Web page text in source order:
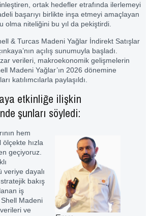
ortak hedefler etrafında ilerlemeyi
başarıyı birlikte inşa etmeyi amaçlayan
olma niteliğini bu yıl da pekiştirdi.
& Turcas Madeni Yağlar İndirekt Satışlar
açılış sunumuyla başladı.
verileri, makroekonomik gelişmelerin
Madeni Yağlar’ın 2026 dönemine
katılımcılarla paylaşıldı.
etkinliğe ilişkin
şunları söyledi:
hem
hızla
geçiyoruz.
veriye dayalı
bakış
iş
Madeni
ve